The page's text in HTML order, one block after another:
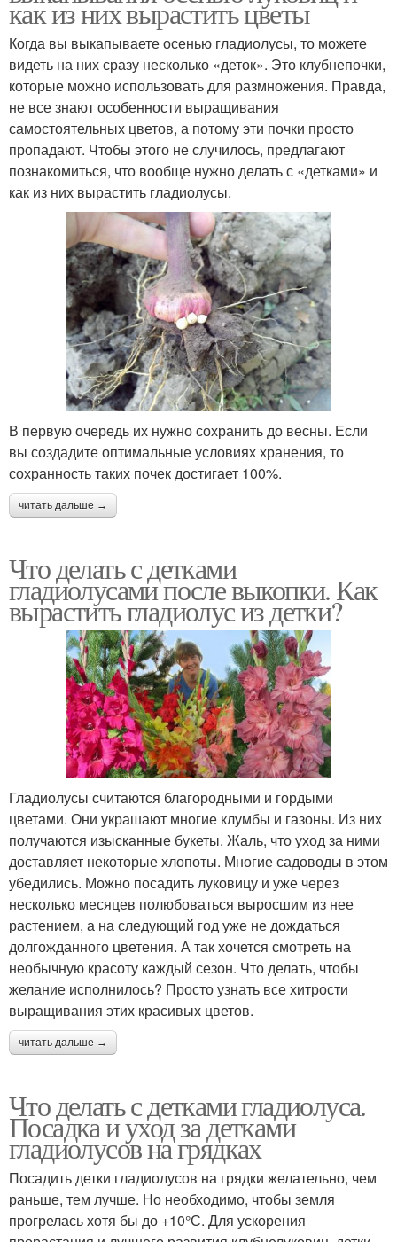
как из них вырастить цветы
Когда вы выкапываете осенью гладиолусы, то можете
видеть на них сразу несколько «деток». Это клубнепочки,
которые можно использовать для размножения. Правда,
не все знают особенности выращивания
самостоятельных цветов, а потому эти почки просто
пропадают. Чтобы этого не случилось, предлагают
познакомиться, что вообще нужно делать с «детками» и
как из них вырастить гладиолусы.
В первую очередь их нужно сохранить до весны. Если
вы создадите оптимальные условиях хранения, то
сохранность таких почек достигает 100%.
читать дальше →
Что делать с детками
гладиолусами после выкопки. Как
вырастить гладиолус из детки?
Гладиолусы считаются благородными и гордыми
цветами. Они украшают многие клумбы и газоны. Из них
получаются изысканные букеты. Жаль, что уход за ними
доставляет некоторые хлопоты. Многие садоводы в этом
убедились. Можно посадить луковицу и уже через
несколько месяцев полюбоваться выросшим из нее
растением, а на следующий год уже не дождаться
долгожданного цветения. А так хочется смотреть на
необычную красоту каждый сезон. Что делать, чтобы
желание исполнилось? Просто узнать все хитрости
выращивания этих красивых цветов.
читать дальше →
Что делать с детками гладиолуса.
Посадка и уход за детками
гладиолусов на грядках
Посадить детки гладиолусов на грядки желательно, чем
раньше, тем лучше. Но необходимо, чтобы земля
прогрелась хотя бы до +10°С. Для ускорения